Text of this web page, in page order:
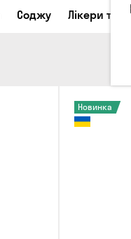
Соджу Лікери та
Новинка